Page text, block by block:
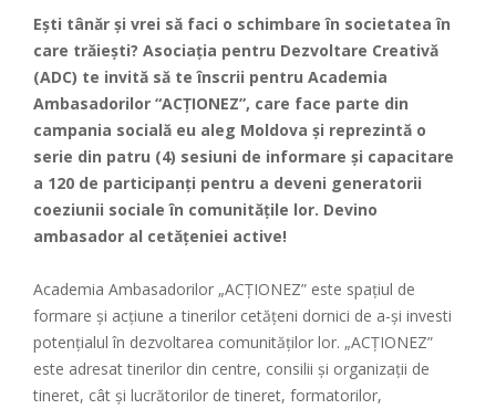
Ești tânăr și vrei să faci o schimbare în societatea în
care trăiești? Asociația pentru Dezvoltare Creativă
(ADC) te invită să te înscrii pentru Academia
Ambasadorilor “ACȚIONEZ”, care face parte din
campania socială eu aleg Moldova și reprezintă o
serie din patru (4) sesiuni de informare și capacitare
a 120 de participanți pentru a deveni generatorii
coeziunii sociale în comunitățile lor. Devino
ambasador al cetățeniei active!
Academia Ambasadorilor „ACȚIONEZ” este spațiul de
formare și acțiune a tinerilor cetățeni dornici de a-și investi
potențialul în dezvoltarea comunităților lor. „ACȚIONEZ”
este adresat tinerilor din centre, consilii și organizații de
tineret, cât și lucrătorilor de tineret, formatorilor,